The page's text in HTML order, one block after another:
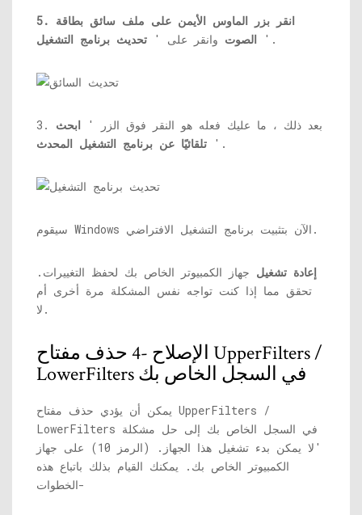
5. انقر بزر الماوس الأيمن على ملف سائق بطاقة
الصوت وانقر على ' تحديث برنامج التشغيل '.
3. بعد ذلك ، ما عليك فعله هو النقر فوق الزر ' ابحث
تلقائيًا عن برنامج التشغيل المحدث '.
سيقوم Windows الآن بتثبيت برنامج التشغيل الافتراضي.
إعادة تشغيل جهاز الكمبيوتر الخاص بك لحفظ التغييرات.
تحقق مما إذا كنت تواجه نفس المشكلة مرة أخرى أم
لا.
الإصلاح -4 حذف مفتاح UpperFilters /
LowerFilters في السجل الخاص بك
يمكن أن يؤدي حذف مفتاح UpperFilters /
LowerFilters في السجل الخاص بك إلى حل مشكلة
'لا يمكن بدء تشغيل هذا الجهاز. (الرمز 10) على جهاز
الكمبيوتر الخاص بك. يمكنك القيام بذلك باتباع هذه
الخطوات-